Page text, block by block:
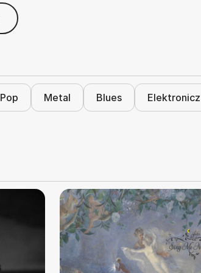
Pop Metal Blues